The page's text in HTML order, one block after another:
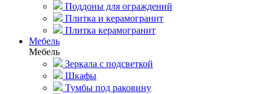
Поддоны для ограждений
Плитка и керамогранит
Плитка керамогранит
Мебель
Мебель
Зеркала с подсветкой
Шкафы
Тумбы под раковину